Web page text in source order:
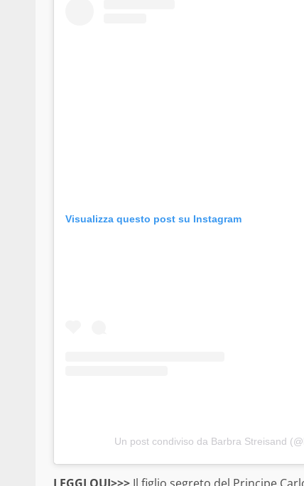
Visualizza questo post su Instagram
Un post condiviso da Barbra Streisand